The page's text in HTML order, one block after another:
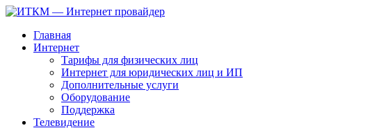
Главная
Интернет
Тарифы для физических лиц
Интернет для юридических лиц и ИП
Дополнительные услуги
Оборудование
Поддержка
Телевидение